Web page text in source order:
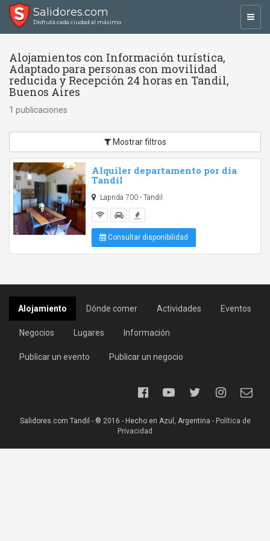
Salidores.com
Disfrutá cada ciudad al máximo
Alojamientos con Información turística,
Adaptado para personas con movilidad
reducida y Recepción 24 horas en Tandil,
Buenos Aires
1 publicaciones
Mostrar filtros
Alquiler departamento por dia
Tandil
Laprida 700 - Tandil
Consultar disponibilidad
Alojamiento Dónde comer Actividades Eventos
Negocios Lugares Información
Publicar un evento Publicar un negocio
Salidores.com Tandil - ® 2016 - Hecho en Azul, Argentina - Política de
Privacidad